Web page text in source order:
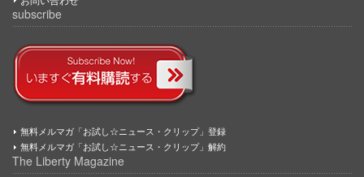
subscribe
無料メルマガ「お試し☆ニュース・クリップ」登録
無料メルマガ「お試し☆ニュース・クリップ」解約
The Liberty Magazine